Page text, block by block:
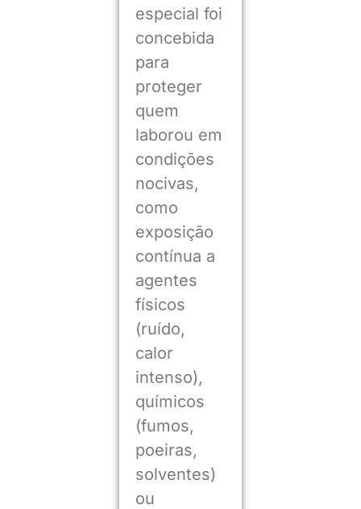
especial foi
concebida
para
proteger
quem
laborou em
condições
nocivas,
como
exposição
contínua a
agentes
físicos
(ruído,
calor
intenso),
químicos
(fumos,
poeiras,
solventes)
ou